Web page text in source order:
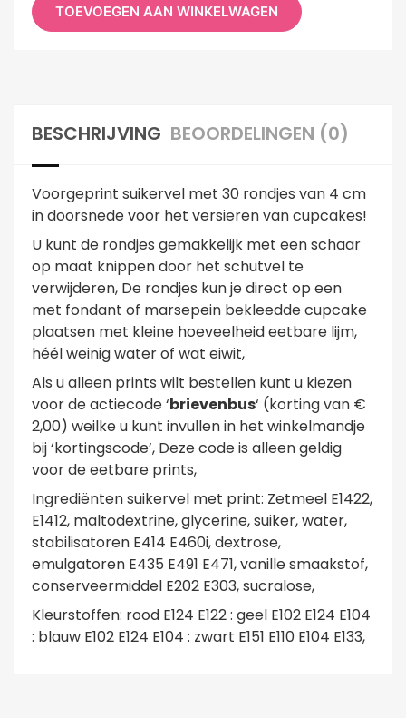
TOEVOEGEN AAN WINKELWAGEN
BESCHRIJVING BEOORDELINGEN (0)
Voorgeprint suikervel met 30 rondjes van 4 cm
in doorsnede voor het versieren van cupcakes!
U kunt de rondjes gemakkelijk met een schaar
op maat knippen door het schutvel te
verwijderen, De rondjes kun je direct op een
met fondant of marsepein bekleedde cupcake
plaatsen met kleine hoeveelheid eetbare lijm,
héél weinig water of wat eiwit,
Als u alleen prints wilt bestellen kunt u kiezen
voor de actiecode ‘brievenbus‘ (korting van €
2,00) weilke u kunt invullen in het winkelmandje
bij ‘kortingscode’, Deze code is alleen geldig
voor de eetbare prints,
Ingrediënten suikervel met print: Zetmeel E1422,
E1412, maltodextrine, glycerine, suiker, water,
stabilisatoren E414 E460i, dextrose,
emulgatoren E435 E491 E471, vanille smaakstof,
conserveermiddel E202 E303, sucralose,
Kleurstoffen: rood E124 E122 : geel E102 E124 E104
: blauw E102 E124 E104 : zwart E151 E110 E104 E133,